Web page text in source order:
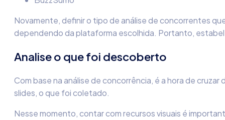
Novamente, definir o tipo deanálise de concorrentes
dependendo da plataforma escolhida. Portanto,
Analise o que foi descoberto
Com base naanálise de concorrência, é a hora de
slides, o que foi coletado.
Nesse momento, contar com recursos visuais é